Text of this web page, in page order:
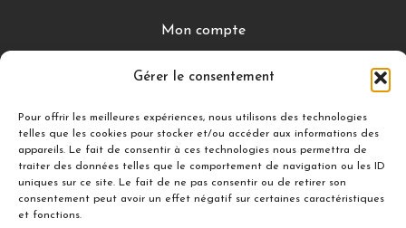
Gérer le consentement
Pour offrir les meilleures expériences, nous utilisons des technologies
telles que les cookies pour stocker et/ou accéder aux informations des
appareils. Le fait de consentir à ces technologies nous permettra de
traiter des données telles que le comportement de navigation ou les ID
uniques sur ce site. Le fait de ne pas consentir ou de retirer son
consentement peut avoir un effet négatif sur certaines caractéristiques
et fonctions.
Mon compte
Mentions légales
Conditions de retour
DÉCOUVRIR